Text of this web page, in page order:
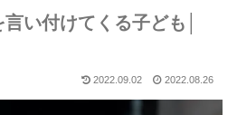
い付けてくる子ども│
2022.09.02 2022.08.26